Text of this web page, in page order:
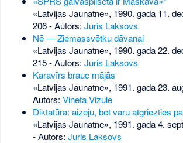
«Latvijas Jaunatne», 1990. gada 11.
206- Autors: Juris Laksovs
Nē — Ziemassvētku dāvanai
«Latvijas Jaunatne», 1990. gada 22.
215- Autors: Juris Laksovs
Karavīrs brauc mājās
«Latvijas Jaunatne», 1991. gada 23.
Autors: Vineta Vizule
Diktatūra: aizeju, bet varu atgriezties
«Latvijas Jaunatne», 1991. gada 4.
- Autors: Juris Laksovs